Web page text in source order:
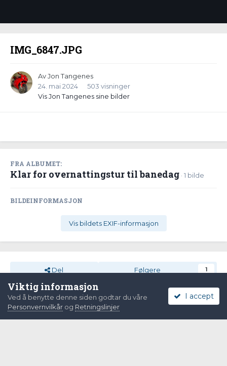
IMG_6847.JPG
AvJon Tangenes
24. mai 2024
503 visninger
Vis Jon Tangenes sine bilder
FRA ALBUMET:
Klar for overnattingstur til banedag · 1 bilde
BILDEINFORMASJON
Vis bildets EXIF-informasjon
Del Følgere 1
Det er ingen kommentarer å vise.
Viktig informasjon
Ved å benytte denne siden godtar du våre
Personvernvilkår og Retningslinjer
I accept